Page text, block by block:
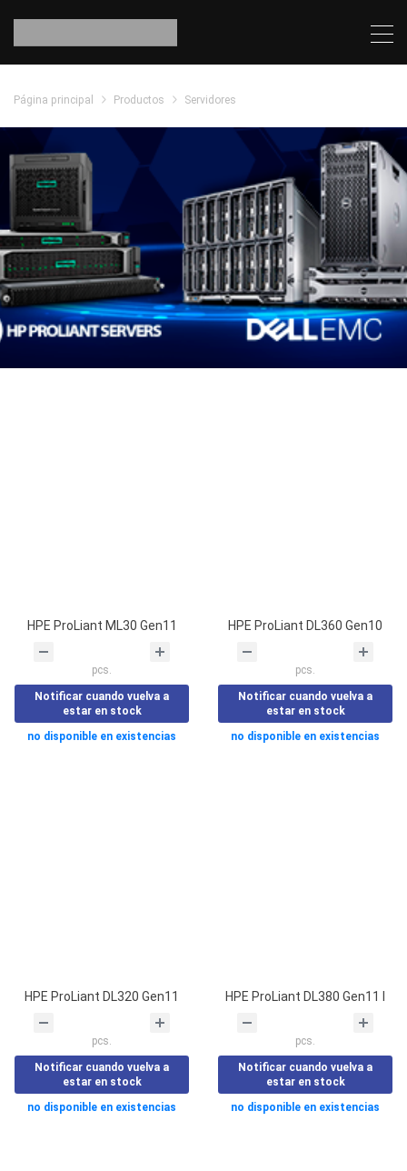
Página principal Productos Servidores
HPE ProLiant ML30 Gen11
pcs.
Notificar cuando vuelva a
estar en stock
no disponible en existencias
HPE ProLiant DL360 Gen10
pcs.
Notificar cuando vuelva a
estar en stock
no disponible en existencias
HPE ProLiant DL320 Gen11
pcs.
Notificar cuando vuelva a
estar en stock
no disponible en existencias
HPE ProLiant DL380 Gen11 I
pcs.
Notificar cuando vuelva a
estar en stock
no disponible en existencias